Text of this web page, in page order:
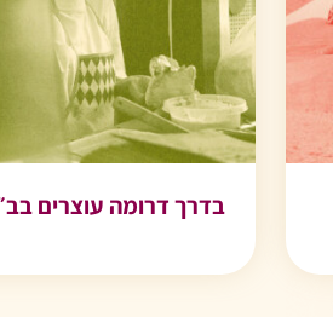
בדרך דרומה עוצרים
סיור טעימות/השוק
העירוני/תצפית
מרהיבה/מדרחוב
מידע נוסף